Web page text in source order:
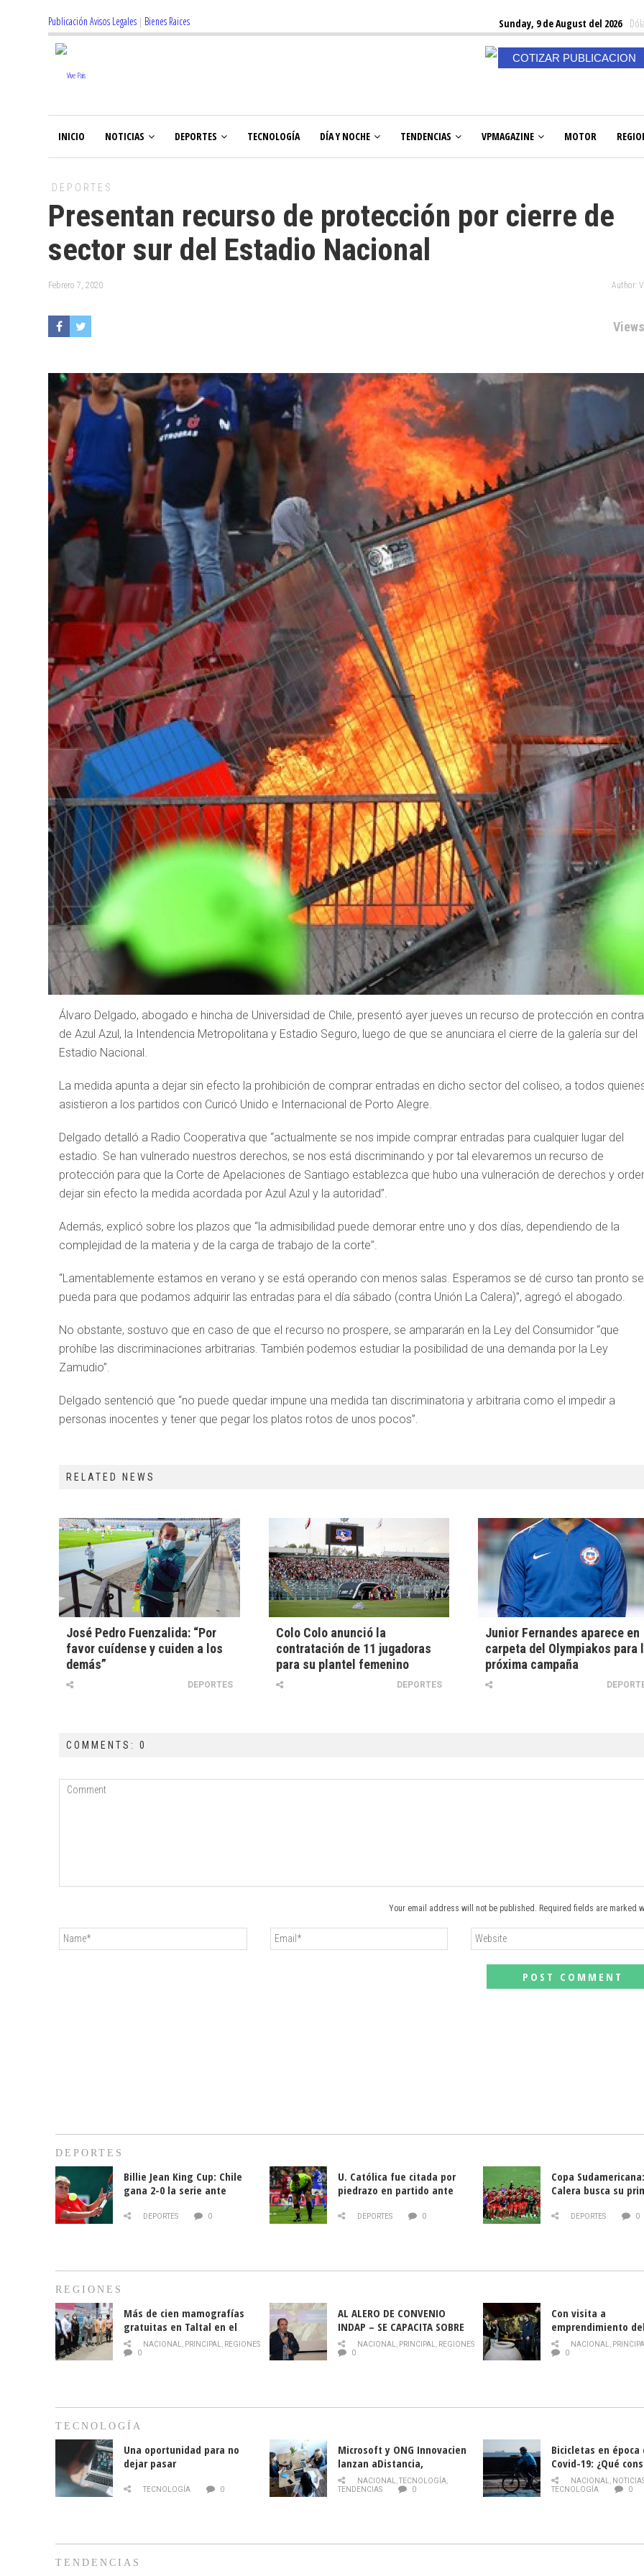
Publicación Avisos Legales | Bienes Raices Sunday, 9 de August del 2026
COTIZAR PUBLICACION
INICIO NOTICIAS DEPORTES TECNOLOGÍA DÍA Y NOCHE TENDENCIAS VPMAGAZINE MOTOR
DEPORTES
Presentan recurso de protección por cierre de
sector sur del Estadio Nacional
Febrero 7, 2020 Author:
Álvaro Delgado, abogado e hincha de Universidad de Chile, presentó ayer jueves un recurso de protección en contra
de Azul Azul, la Intendencia Metropolitana y Estadio Seguro, luego de que se anunciara el cierre de la galería sur del
Estadio Nacional.
La medida apunta a dejar sin efecto la prohibición de comprar entradas en dicho sector del coliseo, a todos
asistieron a los partidos con Curicó Unido e Internacional de Porto Alegre.
Delgado detalló a Radio Cooperativa que “actualmente se nos impide comprar entradas para cualquier lugar del
estadio. Se han vulnerado nuestros derechos, se nos está discriminando y por tal elevaremos un recurso de
protección para que la Corte de Apelaciones de Santiago establezca que hubo una vulneración de derechos y
dejar sin efecto la medida acordada por Azul Azul y la autoridad”.
Además, explicó sobre los plazos que “la admisibilidad puede demorar entre uno y dos días, dependiendo de la
complejidad de la materia y de la carga de trabajo de la corte”.
“Lamentablemente estamos en verano y se está operando con menos salas. Esperamos se dé curso tan pronto se
pueda para que podamos adquirir las entradas para el día sábado (contra Unión La Calera)”, agregó el abogado.
No obstante, sostuvo que en caso de que el recurso no prospere, se ampararán en la Ley del Consumidor “que
prohíbe las discriminaciones arbitrarias. También podemos estudiar la posibilidad de una demanda por la Ley
Zamudio”.
Delgado sentenció que “no puede quedar impune una medida tan discriminatoria y arbitraria como el impedir a
personas inocentes y tener que pegar los platos rotos de unos pocos”.
RELATED NEWS
José Pedro Fuenzalida: “Por
favor cuídense y cuiden a los
demás”
DEPORTES
Colo Colo anunció la
contratación de 11 jugadoras
para su plantel femenino
DEPORTES
Junior Fernandes aparece en
carpeta del Olympiakos para
próxima campaña
COMMENTS: 0
Your email address will not be published. Required fields are marked
DEPORTES
Billie Jean King Cup: Chile
gana 2-0 la serie ante
DEPORTES 0
U. Católica fue citada por
piedrazo en partido ante
DEPORTES 0
Copa
Calera busca su
DEPORTES 0
REGIONES
Más de cien mamografías
gratuitas en Taltal en el
mes de la prevención del
cáncer de mama
NACIONAL, PRINCIPAL, REGIONES
0
AL ALERO DE CONVENIO
INDAP – SE CAPACITA SOBRE
PLAGA DROSOPHILA SUZUKII
NACIONAL, PRINCIPAL, REGIONES
0
Con visita a
emprendimiento
y llamado al
historia campesina
NACIONAL,
0
TECNOLOGÍA
Una oportunidad para no
dejar pasar
TECNOLOGÍA 0
Microsoft y ONG Innovacien
lanzan aDistancia,
plataforma con cursos
gratuitos online sobre
NACIONAL,TECNOLOGÍA,
TENDENCIAS
0
Bicicletas en época
Covid-19: ¿Qué
momento de
NACIONAL,
TECNOLOGÍA
0
TENDENCIAS